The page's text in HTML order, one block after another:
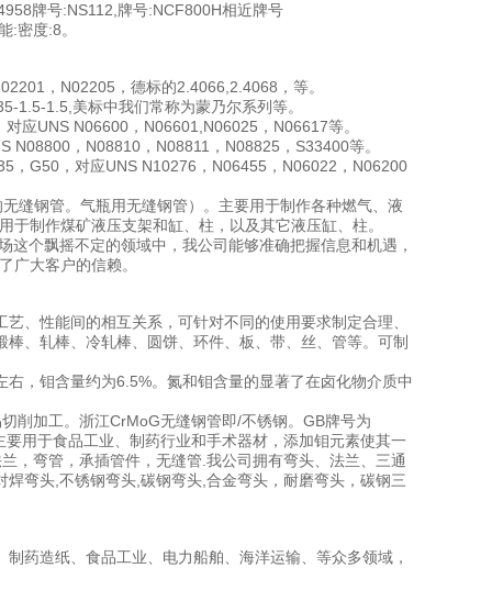
牌号:NS112,牌号:NCF800H相近牌号
:密度:8。
，N02205，德标的2.4066,2.4068，等。
1.5-1.5,美标中我们常称为蒙乃尔系列等。
应UNS N06600，N06601,N06025，N06617等。
，N08810，N08811，N08825，S33400等。
，G50，对应UNS N10276，N06455，N06022，N06200
钢管。气瓶用无缝钢管）。主要用于制作各种燃气、液
制作煤矿液压支架和缸、柱，以及其它液压缸、柱。
个飘摇不定的领域中，我公司能够准确把握信息和机遇，
广大客户的信赖。
、性能间的相互关系，可针对不同的使用要求制定合理、
、轧棒、冷轧棒、圆饼、环件、板、带、丝、管等。可制
，钼含量约为6.5%。氮和钼含量的显著了在卤化物介质中
加工。浙江CrMoG无缝钢管即/不锈钢。GB牌号为
用于食品工业、制药行业和手术器材，添加钼元素使其一
弯管，承插管件，无缝管.我公司拥有弯头、法兰、三通
弯头,不锈钢弯头,碳钢弯头,合金弯头，耐磨弯头，碳钢三
药造纸、食品工业、电力船舶、海洋运输、等众多领域，